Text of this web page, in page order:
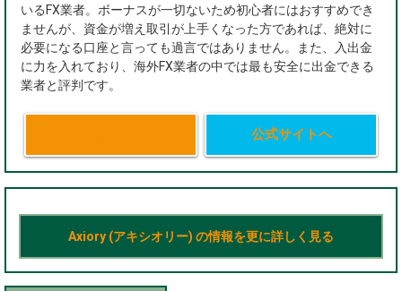
いるFX業者。ボーナスが一切ないため初心者にはおすすめでき
ませんが、資金が増え取引が上手くなった方であれば、絶対に
必要になる口座と言っても過言ではありません。また、入出金
に力を入れており、海外FX業者の中では最も安全に出金できる
業者と評判です。
公式サイトへ
Axiory (アキシオリー) の情報を更に詳しく見る